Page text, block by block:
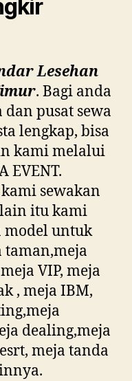
Lesehan
. Bagi anda
pusat sewa
lengkap, bisa
kami melalui
EVENT.
sewakan
itu kami
model untuk
VIP, meja
, meja IBM,
dealing,meja
meja tanda